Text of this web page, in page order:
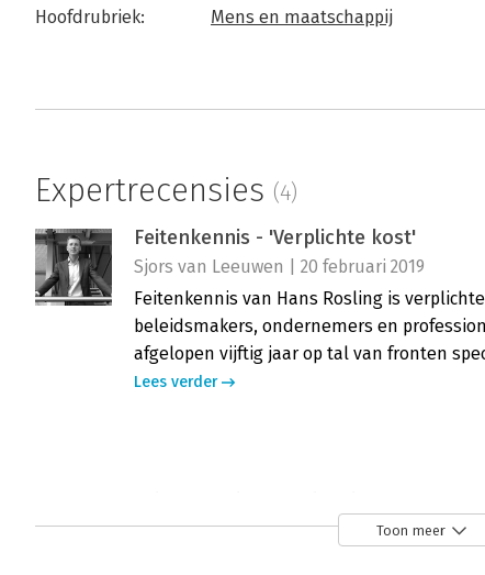
Hoofdrubriek: Mens en maatschappij
Expertrecensies (4)
Feitenkennis - 'Verplichte kost'
Sjors van Leeuwen | 20 februari 2019
Feitenkennis van Hans Rosling is
beleidsmakers, ondernemers en
afgelopen vijftig jaar op tal van fronten
Lees verder
Dave van Ooijen | 30 oktober 2018Toon meer